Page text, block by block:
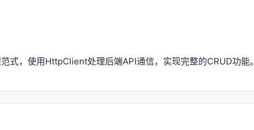
式，使用HttpClient处理后端API通信，实现完整的CRUD功能。